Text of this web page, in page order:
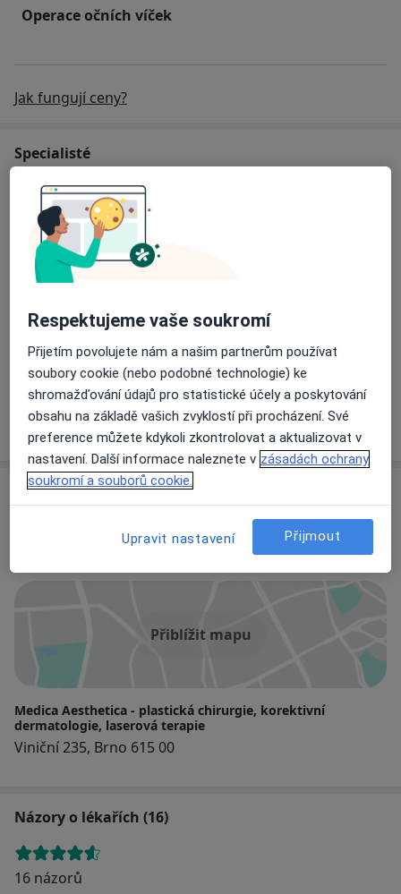
Operace očních víček
Jak fungují ceny?
Specialisté
Anesteziolog
MUDr. Martin Mucha
2 názory
MUDr. Rudolf Zvolánek
Anesteziolog
Adresy (2)
Adresa 2
Přiblížit mapu
Medica Aesthetica - plastická chirurgie, korektivní
dermatologie, laserová terapie
Viniční 235, Brno 615 00
Názory o lékařích (16)
16 názorů
Respektujeme vaše soukromí
Přijetím povolujete nám a našim partnerům používat
soubory cookie (nebo podobné technologie) ke
shromažďování údajů pro statistické účely a poskytování
obsahu na základě vašich zvyklostí při procházení. Své
preference můžete kdykoli zkontrolovat a aktualizovat v
nastavení. Další informace naleznete v zásadách ochrany
soukromí a souborů cookie.
Upravit nastavení Přijmout